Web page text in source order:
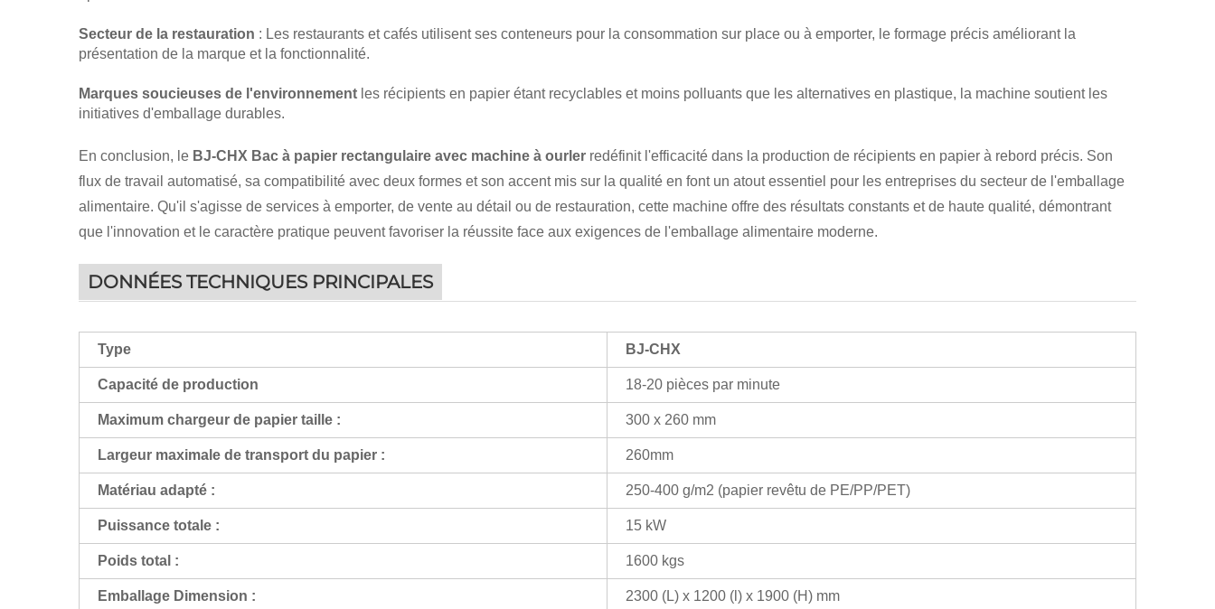
Secteur de la restauration : Les restaurants et cafés utilisent ses conteneurs pour la consommation sur place ou à emporter, le formage précis améliorant la
présentation de la marque et la fonctionnalité.
Marques soucieuses de l'environnement les récipients en papier étant recyclables et moins polluants que les alternatives en plastique, la machine soutient les
initiatives d'emballage durables.
En conclusion, le BJ-CHX Bac à papier rectangulaire avec machine à ourler redéfinit l'efficacité dans la production de récipients en papier à rebord précis. Son
flux de travail automatisé, sa compatibilité avec deux formes et son accent mis sur la qualité en font un atout essentiel pour les entreprises du secteur de l'emballage
alimentaire. Qu'il s'agisse de services à emporter, de vente au détail ou de restauration, cette machine offre des résultats constants et de haute qualité, démontrant
que l'innovation et le caractère pratique peuvent favoriser la réussite face aux exigences de l'emballage alimentaire moderne.
DONNÉES TECHNIQUES PRINCIPALES
Type BJ-CHX
Capacité de production 18-20 pièces par minute
Maximum chargeur de papier taille : 300 x 260 mm
Largeur maximale de transport du papier : 260mm
Matériau adapté : 250-400 g/m2 (papier revêtu de PE/PP/PET)
Puissance totale : 15 kW
Poids total : 1600 kgs
Emballage Dimension : 2300 (L) x 1200 (l) x 1900 (H) mm